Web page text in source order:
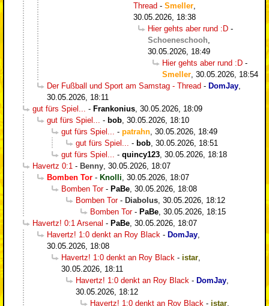
Thread - Smeller
30.05.2026, 18:38
Hier gehts aber rund :D -
Schoeneschooh
30.05.2026, 18:49
Hier gehts aber rund :D -
Smeller 30.05.2026, 18:54
Der Fußball und Sport am Samstag - Thread - DomJay
30.05.2026, 18:11
gut fürs Spiel...
- Frankonius 30.05.2026, 18:09
gut fürs Spiel...
- bob 30.05.2026, 18:10
gut fürs Spiel...
- patrahn 30.05.2026, 18:49
gut fürs Spiel...
- bob 30.05.2026, 18:51
gut fürs Spiel...
- quincy123 30.05.2026, 18:18
Havertz 0:1 - Benny 30.05.2026, 18:07
Bomben Tor - Knolli 30.05.2026, 18:07
Bomben Tor- PaBe 30.05.2026, 18:08
Bomben Tor- Diabolus 30.05.2026, 18:12
Bomben Tor- PaBe 30.05.2026, 18:15
Havertz! 0:1 Arsenal - PaBe 30.05.2026, 18:07
Havertz! 1:0 denkt an Roy Black - DomJay
30.05.2026, 18:08
Havertz! 1:0 denkt an Roy Black - istar
30.05.2026, 18:11
Havertz! 1:0 denkt an Roy Black - DomJay
30.05.2026, 18:12
Havertz! 1:0 denkt an Roy Black - istar